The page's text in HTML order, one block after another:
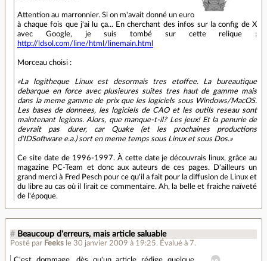
Attention au marronnier. Si on m'avait donné un euro
à chaque fois que j'ai lu ça... En cherchant des infos sur la config de X
avec Google, je suis tombé sur cette relique :
http://ldsol.com/line/html/linemain.html
Morceau choisi :
La logitheque Linux est desormais tres etoffee. La bureautique
debarque en force avec plusieures suites tres haut de gamme mais
dans la meme gamme de prix que les logiciels sous Windows/MacOS.
Les bases de donnees, les logiciels de CAO et les outils reseau sont
maintenant legions. Alors, que manque-t-il? Les jeux! Et la penurie de
devrait pas durer, car Quake (et les prochaines productions
d'IDSoftware e.a.) sort en meme temps sous Linux et sous Dos.
Ce site date de 1996-1997. À cette date je découvrais linux, grâce au
magazine PC-Team et donc aux auteurs de ces pages. D'ailleurs un
grand merci à Fred Pesch pour ce qu'il a fait pour la diffusion de Linux et
du libre au cas où il lirait ce commentaire. Ah, la belle et fraiche naïveté
de l'époque.
# Beaucoup d'erreurs, mais article saluable
Posté par Feeks le 30 janvier 2009 à 19:25. Évalué à 7.